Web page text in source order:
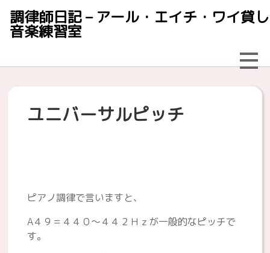
調律師日記 – アール・エイチ・ワイ貸し
音楽練習室
ユニバーサルピッチ
ピアノ調律で言いますと、
A４９＝４４０～４４２Ｈｚが一般的なピッチで
す。